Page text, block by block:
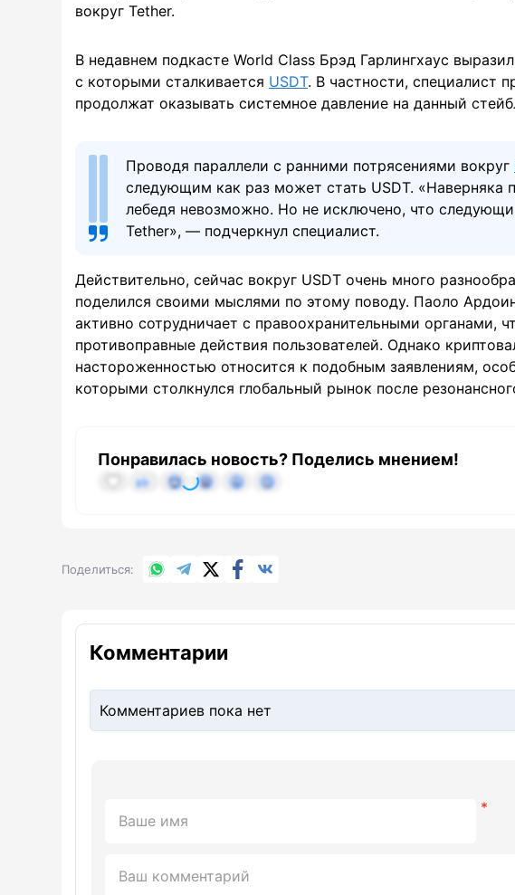
вокруг Tether.
В недавнем подкасте World Class Брэд Гарлингхаус
с которыми сталкивается USDT. В частности, специалист
продолжат оказывать системное давление на данный
Проводя параллели с ранними потрясениями вокруг
следующим как раз может стать USDT. «Наверняка
лебедя невозможно. Но не исключено, что
Tether», — подчеркнул специалист.
Действительно, сейчас вокруг USDT очень много
поделился своими мыслями по этому поводу. Паоло
активно сотрудничает с правоохранительными органами,
противоправные действия пользователей. Однако
настороженностью относится к подобным заявлениям,
которыми столкнулся глобальный рынок после
Понравилась новость? Поделись мнением!
Поделиться WhatsApp
TelegramX.comFacebook
Комментарии
Комментариев пока нет